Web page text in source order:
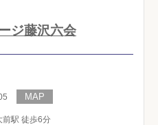
ジ藤沢六会
前駅 徒歩6分